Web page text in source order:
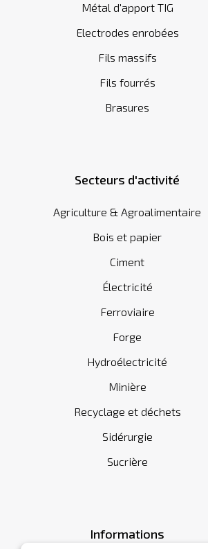
Métal d'apport TIG
Electrodes enrobées
Fils massifs
Fils fourrés
Brasures
Secteurs d'activité
Agriculture & Agroalimentaire
Bois et papier
Ciment
Électricité
Ferroviaire
Forge
Hydroélectricité
Minière
Recyclage et déchets
Sidérurgie
Sucrière
Informations